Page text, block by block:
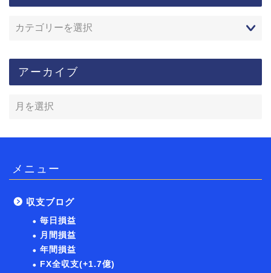
アーカイブ
メニュー
収支ブログ
毎日損益
月間損益
年間損益
FX全収支(+1.7億)